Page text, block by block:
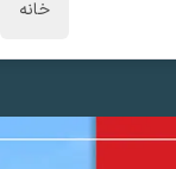
خانه